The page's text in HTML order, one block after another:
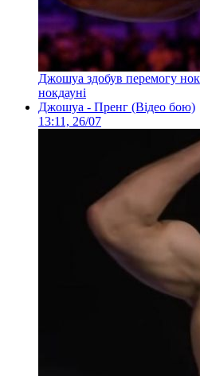
Джошуа здобув перемогу
нокдауні
Джошуа - Пренг (Відео бою)
13:11, 26/07